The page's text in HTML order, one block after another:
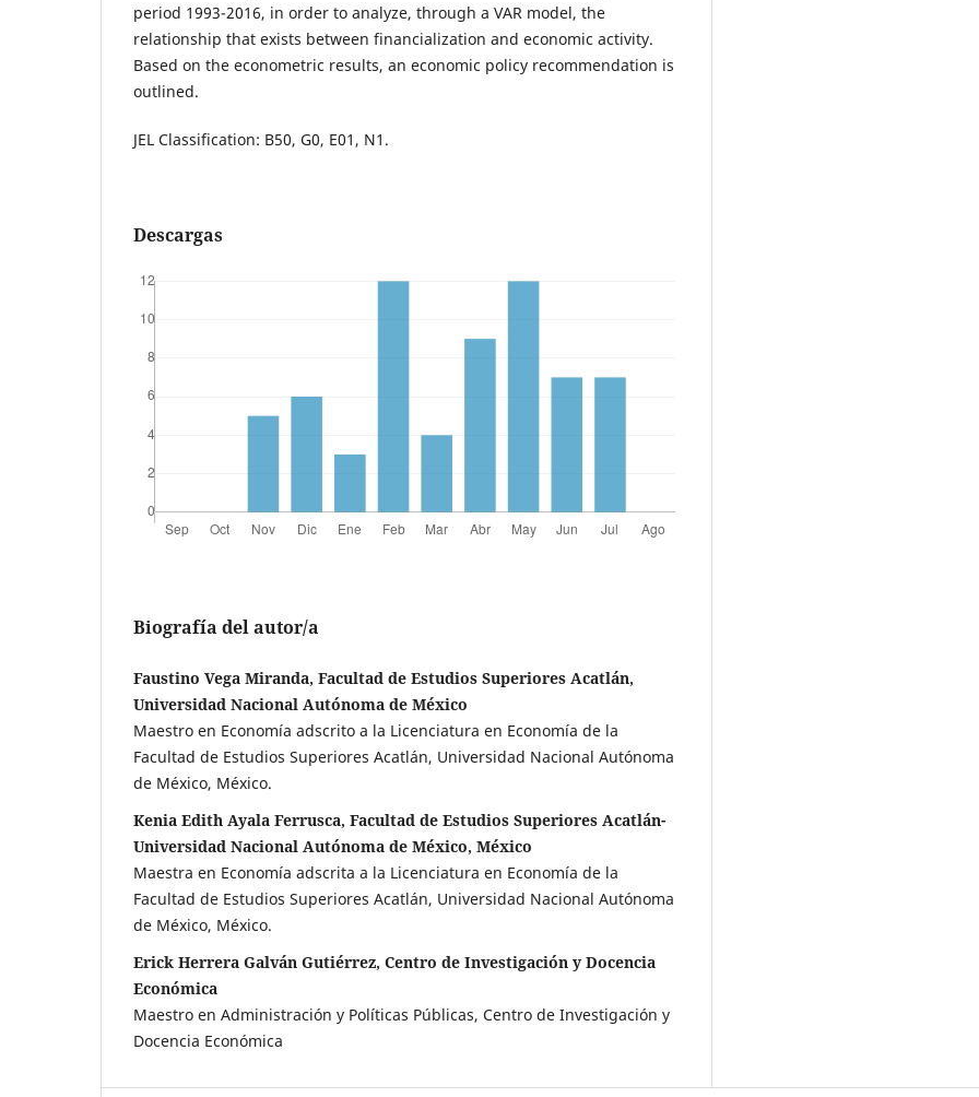
period 1993-2016, in order to analyze, through a VAR model, the
relationship that exists between financialization and economic activity.
Based on the econometric results, an economic policy recommendation is
outlined.
JEL Classification: B50, G0, E01, N1.
Descargas
Biografía del autor/a
Faustino Vega Miranda, Facultad de Estudios Superiores Acatlán,
Universidad Nacional Autónoma de México
Maestro en Economía adscrito a la Licenciatura en Economía de la
Facultad de Estudios Superiores Acatlán, Universidad Nacional Autónoma
de México, México.
Kenia Edith Ayala Ferrusca, Facultad de Estudios Superiores Acatlán-
Universidad Nacional Autónoma de México, México
Maestra en Economía adscrita a la Licenciatura en Economía de la
Facultad de Estudios Superiores Acatlán, Universidad Nacional Autónoma
de México, México.
Erick Herrera Galván Gutiérrez, Centro de Investigación y Docencia
Económica
Maestro en Administración y Políticas Públicas, Centro de Investigación y
Docencia Económica